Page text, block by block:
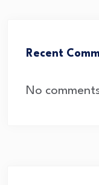
Recent
No